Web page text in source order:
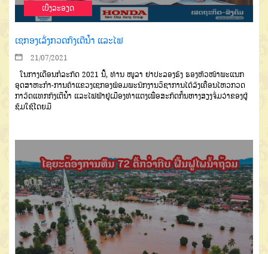
ເບີ່ງລະອຽດ
ເຊກອງເລັ່ງກວດກົງເຕີນໍ້າ ແລະໄຟ
21/07/2021
ໃນກາງເດືອນກໍລະກົດ 2021 ນີ້, ທ່ານ ໜູລາ ຢາປະລອງຮັງ ຮອງຫົວໜ້າພະແນກ
ອຸດສາຫະກຳ-ການຄ້າແຂວງເຊກອງພ້ອມພະນັກງານວິຊາການໄດ້ລົງເຄື່ອນໄຫວກວດ
ກາວັດແທກກົງເຕີນໍ້າ ແລະໄຟຟ້າຢູ່ເມືອງທ່າແຕງເພື່ອສະກັດກັ້ນຫາງສຽງຈົ່ມວ່າຂອງຜູ້
ຊົມໃຊ້ໂດຍມີ